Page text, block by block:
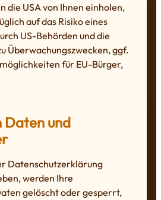
die USA von Ihnen einholen,
auf das Risiko eines
US-Behörden und die
Überwachungszwecken, ggf.
für EU-Bürger,
Daten und
Datenschutzerklärung
werden Ihre
gelöscht oder gesperrt,